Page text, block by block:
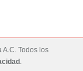
Todos los
.